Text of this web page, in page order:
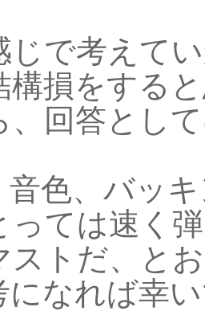
じで考えて
構損をする
、回答とし
音色、バッ
っては速く
ストだ、と
になれば幸